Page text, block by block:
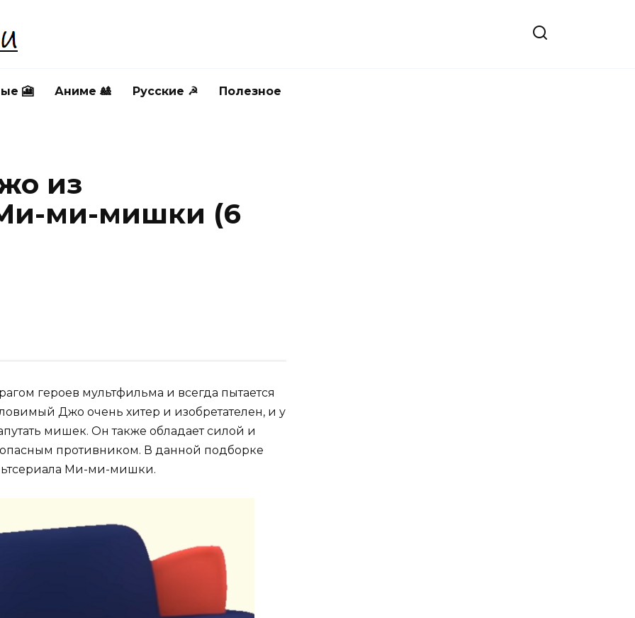
🎦 Аниме 🎎 Русские ☭ Полезное
из
ми-мишки (6
героев мультфильма и всегда пытается
Джо очень хитер и изобретателен, и у
мишек. Он также обладает силой и
противником. В данной подборке
Ми-ми-мишки.